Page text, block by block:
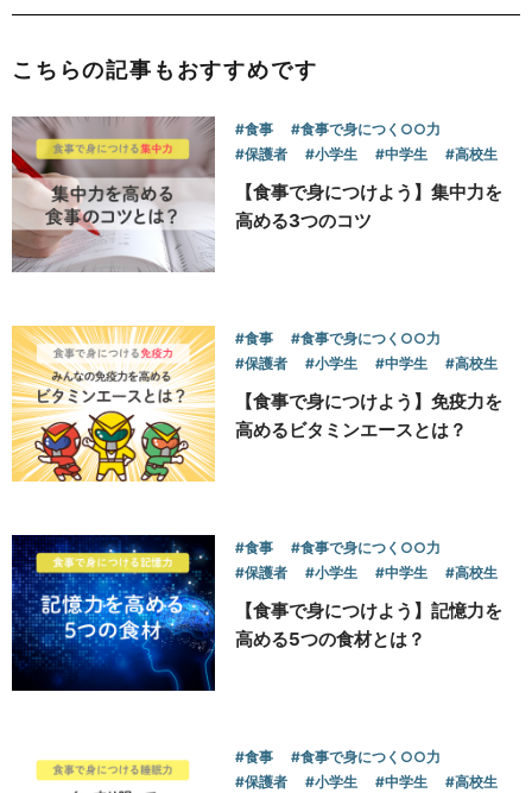
こちらの記事もおすすめです
#食事
#食事で身につく○○力
#保護者
#小学生 #中学生 #高校生
【食事で身につけよう】集中力を
高める3つのコツ
#食事
#食事で身につく○○力
#保護者
#小学生 #中学生 #高校生
【食事で身につけよう】免疫力を
高めるビタミンエースとは？
#食事
#食事で身につく○○力
#保護者
#小学生 #中学生 #高校生
【食事で身につけよう】記憶力を
高める5つの食材とは？
#食事
#食事で身につく○○力
#保護者
#小学生 #中学生 #高校生